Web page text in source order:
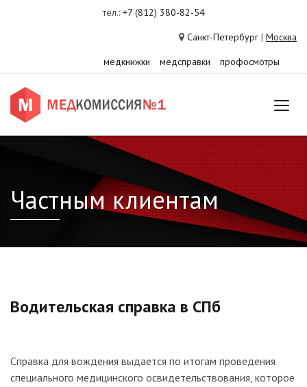
тел.: +7 (812) 380-82-54
Санкт-Петербург | Москва
медкнижки
медсправки профосмотры
Частным клиентам
Водительская справка в СПб
Справка для вождения выдается по итогам проведения
специального медицинского освидетельствования, которое